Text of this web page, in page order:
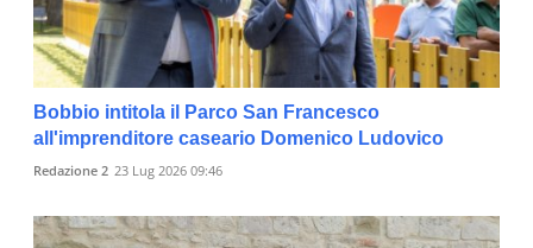
Bobbio intitola il Parco San Francesco
all'imprenditore caseario Domenico Ludovico
Redazione 2 23 Lug 2026 09:46